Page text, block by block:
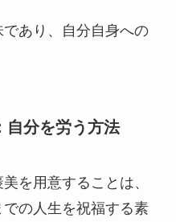
あり、自分自身への
自分を労う方法
を用意することは、
の人生を祝福する素